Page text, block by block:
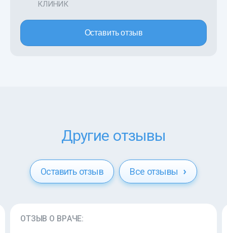
КЛИНИК
Оставить отзыв
Другие отзывы
Оставить отзыв Все отзывы
ОТЗЫВ О ВРАЧЕ: